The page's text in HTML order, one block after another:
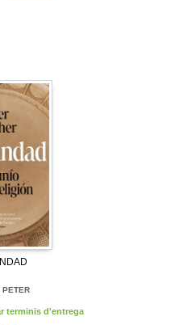
PETER
terminis d'entrega